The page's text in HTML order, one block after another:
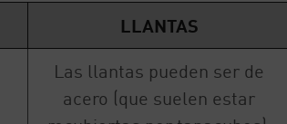
LLANTAS
Las llantas pueden ser de
acero (que suelen estar